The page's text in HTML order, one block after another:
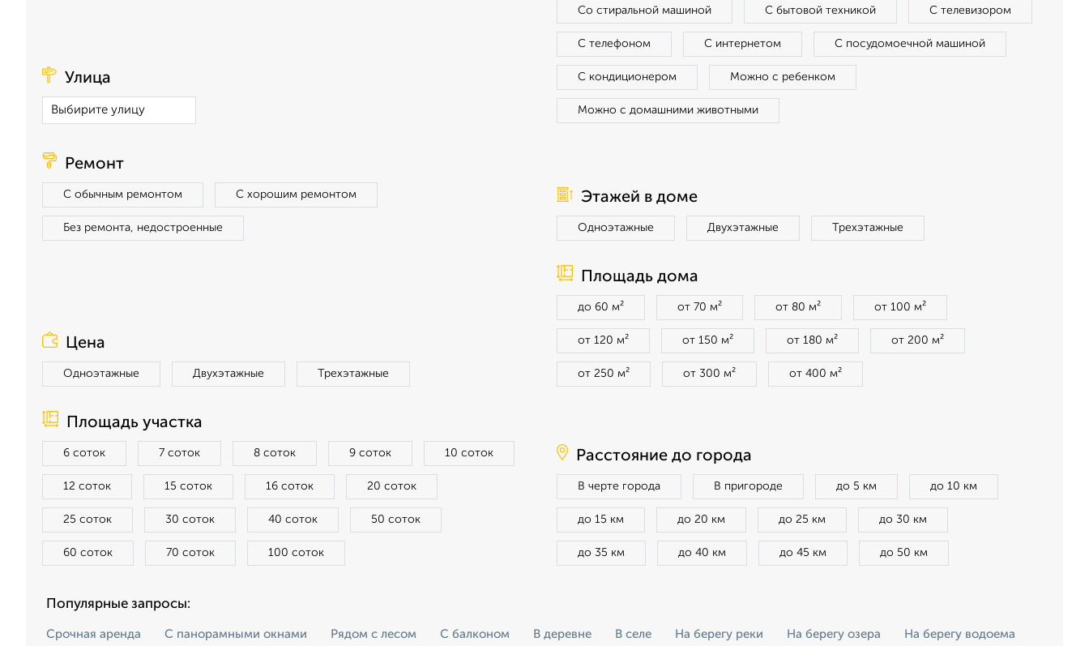
Улица
Со стиральной машиной С бытовой техникой С телевизором
С телефоном С интернетом С посудомоечной машиной
С кондиционером Можно с ребенком
Можно с домашними животными
Ремонт
С обычным ремонтом С хорошим ремонтом
Без ремонта, недостроенные
Этажей в доме
Одноэтажные Двухэтажные Трехэтажные
Цена
Одноэтажные Двухэтажные Трехэтажные
Площадь дома
до 60 м² от 70 м² от 80 м² от 100 м²
от 120 м² от 150 м² от 180 м² от 200 м²
от 250 м² от 300 м² от 400 м²
Площадь участка
6 соток 7 соток 8 соток 9 соток 10 соток
12 соток 15 соток 16 соток 20 соток
25 соток 30 соток 40 соток 50 соток
60 соток 70 соток 100 соток
Расстояние до города
В черте города В пригороде до 5 км до 10 км
до 15 км до 20 км до 25 км до 30 км
до 35 км до 40 км до 45 км до 50 км
Популярные запросы:
Срочная аренда С панорамными окнами Рядом с лесом С балконом В деревне В селе На берегу реки На берегу озера На берегу водоема